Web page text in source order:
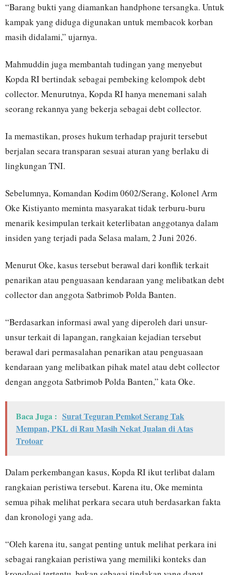
“Barang bukti yang diamankan handphone tersangka. Untuk
kampak yang diduga digunakan untuk membacok korban
masih didalami,” ujarnya.
Mahmuddin juga membantah tudingan yang menyebut
Kopda RI bertindak sebagai pembeking kelompok debt
collector. Menurutnya, Kopda RI hanya menemani salah
seorang rekannya yang bekerja sebagai debt collector.
Ia memastikan, proses hukum terhadap prajurit tersebut
berjalan secara transparan sesuai aturan yang berlaku di
lingkungan TNI.
Sebelumnya, Komandan Kodim 0602/Serang, Kolonel Arm
Oke Kistiyanto meminta masyarakat tidak terburu-buru
menarik kesimpulan terkait keterlibatan anggotanya dalam
insiden yang terjadi pada Selasa malam, 2 Juni 2026.
Menurut Oke, kasus tersebut berawal dari konflik terkait
penarikan atau penguasaan kendaraan yang melibatkan debt
collector dan anggota Satbrimob Polda Banten.
“Berdasarkan informasi awal yang diperoleh dari unsur-
unsur terkait di lapangan, rangkaian kejadian tersebut
berawal dari permasalahan penarikan atau penguasaan
kendaraan yang melibatkan pihak matel atau debt collector
dengan anggota Satbrimob Polda Banten,” kata Oke.
Baca Juga : Surat Teguran Pemkot Serang Tak
Mempan, PKL di Rau Masih Nekat Jualan di Atas
Trotoar
Dalam perkembangan kasus, Kopda RI ikut terlibat dalam
rangkaian peristiwa tersebut. Karena itu, Oke meminta
semua pihak melihat perkara secara utuh berdasarkan fakta
dan kronologi yang ada.
“Oleh karena itu, sangat penting untuk melihat perkara ini
sebagai rangkaian peristiwa yang memiliki konteks dan